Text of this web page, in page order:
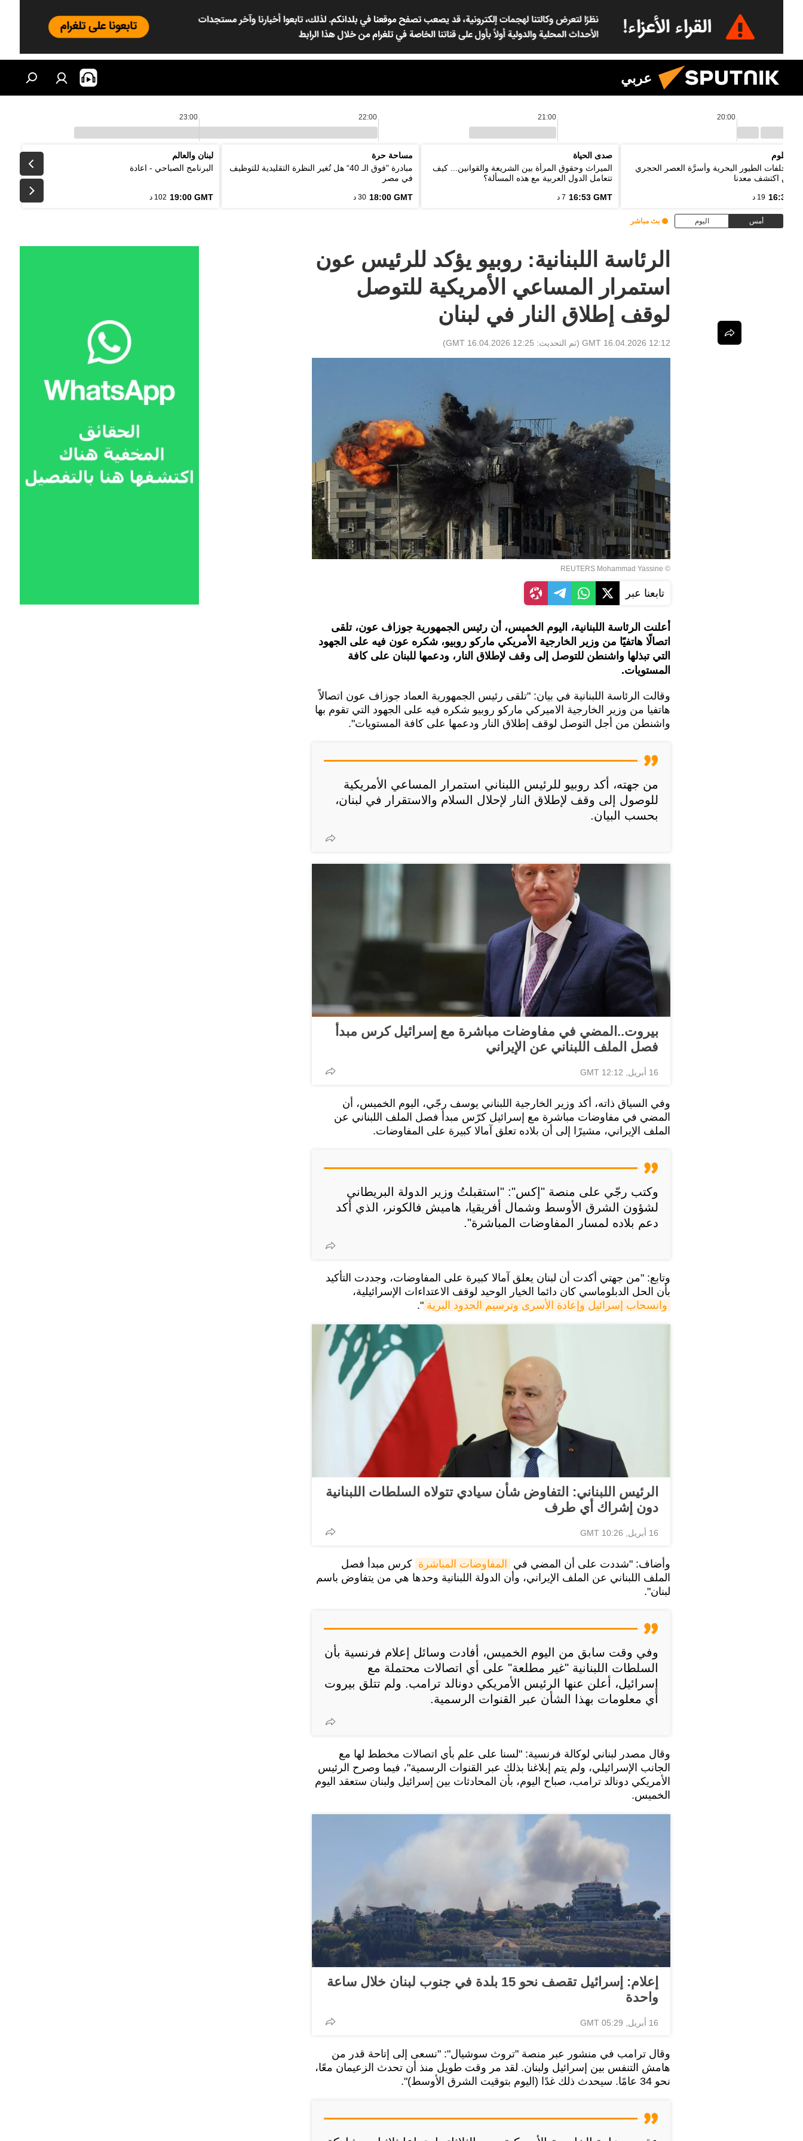
عربي
20:00
21:00
22:00
23:00
العلوم
مخلفات الطيور البحرية وأسرَّة العصر الحجري
من اكتشف معدنا
16:33 19 د
صدى الحياة
الميراث وحقوق المرأة بين الشريعة والقوانين... كيف
تتعامل الدول العربية مع هذه المسألة؟
16:53 GMT 7 د
مساحة حرة
مبادرة "فوق الـ 40“ هل تُغير النظرة التقليدية للتوظيف
في مصر
18:00 GMT 30 د
لبنان والعالم
البرنامج الصباحي - اعادة
19:00 GMT 102 د
أمس اليوم بث مباشر
الرئاسة اللبنانية: روبيو يؤكد للرئيس عون
استمرار المساعي الأمريكية للتوصل
لوقف إطلاق النار في لبنان
12:12 GMT 16.04.2026 (تم التحديث: 12:25 GMT 16.04.2026
)
© REUTERS Mohammad Yassine
تابعنا عبر
أعلنت الرئاسة اللبنانية، اليوم الخميس، أن رئيس الجمهورية جوزاف عون، تلقى
اتصالًا هاتفيًا من وزير الخارجية الأمريكي ماركو روبيو، شكره عون فيه على الجهود
التي تبذلها واشنطن للتوصل إلى وقف لإطلاق النار، ودعمها للبنان على كافة
المستويات.
وقالت الرئاسة اللبنانية في بيان: "تلقى رئيس الجمهورية العماد جوزاف عون اتصالاً
هاتفيا من وزير الخارجية الاميركي ماركو روبيو شكره فيه على الجهود التي تقوم بها
واشنطن من أجل التوصل لوقف إطلاق النار ودعمها على كافة المستويات".
من جهته، أكد روبيو للرئيس اللبناني استمرار المساعي الأمريكية
للوصول إلى وقف لإطلاق النار لإحلال السلام والاستقرار في لبنان،
بحسب البيان.
بيروت..المضي في مفاوضات مباشرة مع إسرائيل كرس مبدأ
فصل الملف اللبناني عن الإيراني
16 أبريل, 12:12 GMT
وفي السياق ذاته، أكد وزير الخارجية اللبناني يوسف رجّي، اليوم الخميس، أن
المضي في مفاوضات مباشرة مع إسرائيل كرّس مبدأ فصل الملف اللبناني عن
الملف الإيراني، مشيرًا إلى أن بلاده تعلق آمالا كبيرة على المفاوضات.
وكتب رجّي على منصة "إكس": "استقبلتُ وزير الدولة البريطاني
لشؤون الشرق الأوسط وشمال أفريقيا، هاميش فالكونر، الذي أكد
دعم بلاده لمسار المفاوضات المباشرة".
وتابع: "من جهتي أكدت أن لبنان يعلق آمالا كبيرة على المفاوضات، وجددت التأكيد
بأن الحل الدبلوماسي كان دائما الخيار الوحيد لوقف الاعتداءات الإسرائيلية،
وانسحاب إسرائيل وإعادة الأسرى وترسيم الحدود البرية ".
الرئيس اللبناني: التفاوض شأن سيادي تتولاه السلطات اللبنانية
دون إشراك أي طرف
16 أبريل, 10:26 GMT
وأضاف: "شددت على أن المضي في المفاوضات المباشرة كرس مبدأ فصل
الملف اللبناني عن الملف الإيراني، وأن الدولة اللبنانية وحدها هي من يتفاوض باسم
لبنان".
وفي وقت سابق من اليوم الخميس، أفادت وسائل إعلام فرنسية بأن
السلطات اللبنانية "غير مطلعة" على أي اتصالات محتملة مع
إسرائيل، أعلن عنها الرئيس الأمريكي دونالد ترامب. ولم تتلق بيروت
أي معلومات بهذا الشأن عبر القنوات الرسمية.
وقال مصدر لبناني لوكالة فرنسية: "لسنا على علم بأي اتصالات مخطط لها مع
الجانب الإسرائيلي، ولم يتم إبلاغنا بذلك عبر القنوات الرسمية"، فيما وصرح الرئيس
الأمريكي دونالد ترامب، صباح اليوم، بأن المحادثات بين إسرائيل ولبنان ستعقد اليوم
الخميس.
إعلام: إسرائيل تقصف نحو 15 بلدة في جنوب لبنان خلال ساعة
واحدة
16 أبريل, 05:29 GMT
وقال ترامب في منشور عبر منصة "تروث سوشيال": "نسعى إلى إتاحة قدر من
هامش التنفس بين إسرائيل ولبنان. لقد مر وقت طويل منذ أن تحدث الزعيمان معًا،
نحو 34 عامًا. سيحدث ذلك غدًا (اليوم بتوقيت الشرق الأوسط)".